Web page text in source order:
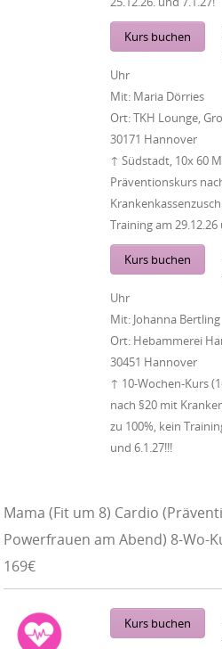
Kurs buchen
Uhr
Mit: Maria Dörries
Ort:TKH Lounge,
30171 Hannover
↑ Südstadt, 10x 60
Präventionskurs
Training am 29.12.26
Kurs buchen
Uhr
Mit: Johanna Bertling
Ort: Hebammerei
30451 Hannover
↑ 10-Wochen-Kurs
nach §20 mit
zu 100%, kein
und 6.1.27!!!
Mama (Fit um 8) Cardio
Powerfrauen am Abend) 8-Wo-
169€
Kurs buchen